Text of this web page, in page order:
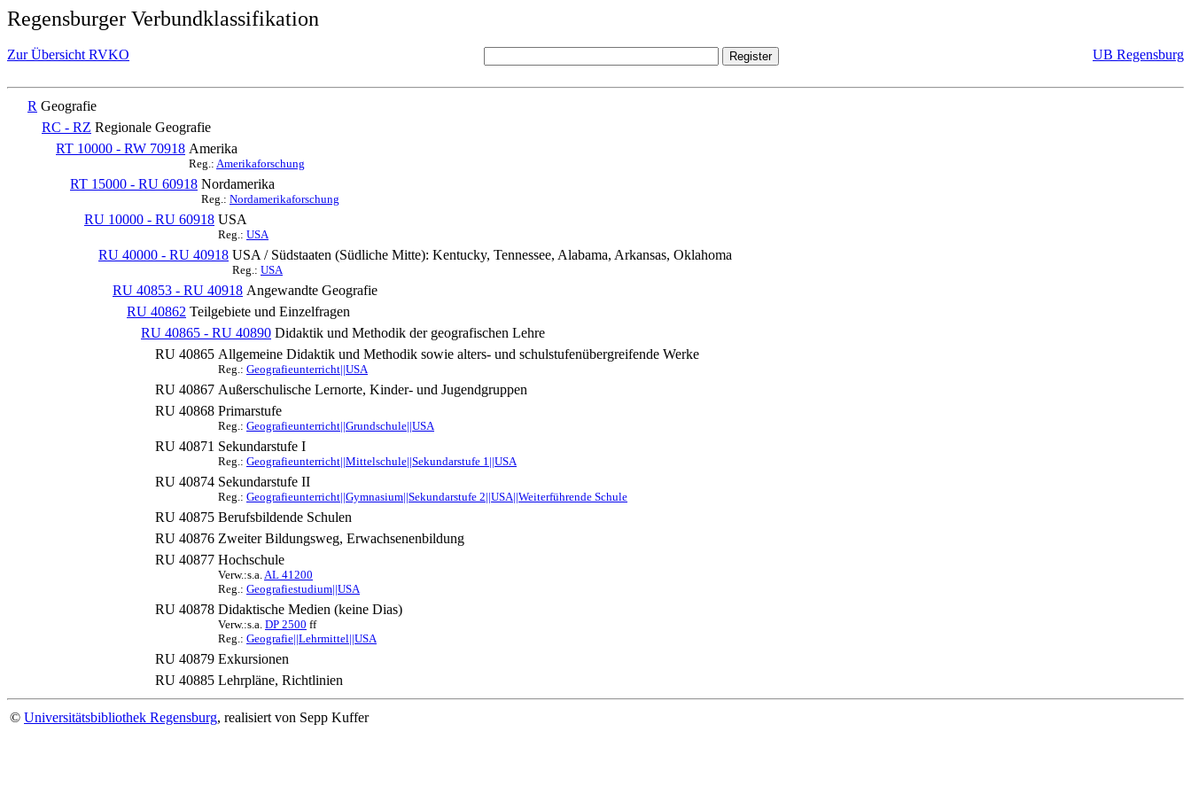
Regensburger Verbundklassifikation
Zur Übersicht RVKO UB Regensburg
R Geografie
RC - RZ Regionale Geografie
RT 10000 - RW 70918 Amerika
Reg.: Amerikaforschung
RT 15000 - RU 60918 Nordamerika
Reg.: Nordamerikaforschung
RU 10000 - RU 60918 USA
Reg.: USA
RU 40000 - RU 40918 USA / Südstaaten (Südliche Mitte): Kentucky, Tennessee, Alabama, Arkansas, Oklahoma
Reg.: USA
RU 40853 - RU 40918 Angewandte Geografie
RU 40862 Teilgebiete und Einzelfragen
RU 40865 - RU 40890 Didaktik und Methodik der geografischen Lehre
RU 40865 Allgemeine Didaktik und Methodik sowie alters- und schulstufenübergreifende Werke
Reg.: Geografieunterricht||USA
RU 40867 Außerschulische Lernorte, Kinder- und Jugendgruppen
RU 40868 Primarstufe
Reg.: Geografieunterricht||Grundschule||USA
RU 40871 Sekundarstufe I
Reg.: Geografieunterricht||Mittelschule||Sekundarstufe 1||USA
RU 40874 Sekundarstufe II
Reg.: Geografieunterricht||Gymnasium||Sekundarstufe 2||USA||Weiterführende Schule
RU 40875 Berufsbildende Schulen
RU 40876 Zweiter Bildungsweg, Erwachsenenbildung
RU 40877 Hochschule
Verw.:s.a.AL 41200
Reg.: Geografiestudium||USA
RU 40878 Didaktische Medien (keine Dias)
Verw.:s.a. DP 2500 ff
Reg.: Geografie||Lehrmittel||USA
RU 40879 Exkursionen
RU 40885 Lehrpläne, Richtlinien
© Universitätsbibliothek Regensburg, realisiert von Sepp Kuffer